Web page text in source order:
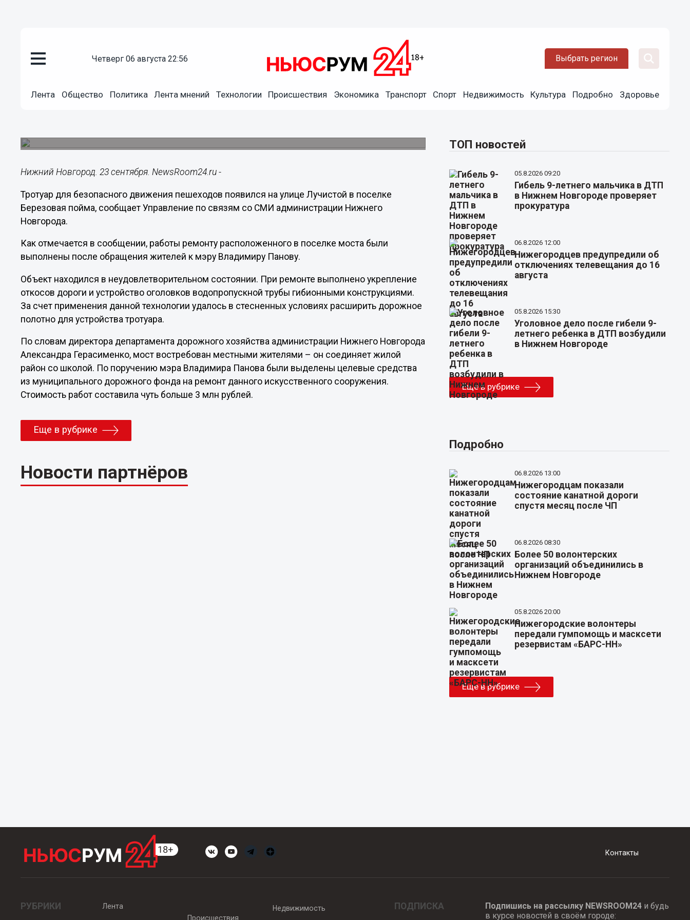
четверг 06 августа 22:56 Выбрать регион
Лента Общество Политика Лента мнений Технологии Происшествия Экономика Транспорт Спорт Недвижимость Культура Подробно Здоровье
Тротуар для безопасного движения пешеходов оборудован
Нижний Новгород. 23 сентября. NewsRoom24.ru -
Тротуар для безопасного движения пешеходов появился на улице Лучистой в поселке
Березовая пойма, сообщает Управление по связям со СМИ администрации Нижнего
Новгорода.
Как отмечается в сообщении, работы ремонту расположенного в поселке моста были
выполнены после обращения жителей к мэру Владимиру Панову.
Объект находился в неудовлетворительном состоянии. При ремонте выполнено укрепление
откосов дороги и устройство оголовков водопропускной трубы гибионными конструкциями.
За счет применения данной технологии удалось в стесненных условиях расширить дорожное
полотно для устройства тротуара.
По словам директора департамента дорожного хозяйства администрации Нижнего Новгорода
Александра Герасименко, мост востребован местными жителями – он соединяет жилой
район со школой. По поручению мэра Владимира Панова были выделены целевые средства
из муниципального дорожного фонда на ремонт данного искусственного сооружения.
Стоимость работ составила чуть больше 3 млн рублей.
Еще в рубрике
Новости партнёров
ТОП новостей
05.8.2026 09:20
Гибель 9-летнего мальчика в ДТП
в Нижнем Новгороде проверяет
прокуратура
06.8.2026 12:00
Нижегородцев предупредили об
отключениях телевещания до 16
августа
05.8.2026 15:30
Уголовное дело после гибели 9-
летнего ребенка в ДТП возбудили
в Нижнем Новгороде
Еще в рубрике
Подробно
06.8.2026 13:00
Нижегородцам показали
состояние канатной дороги
спустя месяц после ЧП
06.8.2026 08:30
Более 50 волонтерских
организаций объединились в
Нижнем Новгороде
05.8.2026 20:00
Нижегородские волонтеры
передали гумпомощь и масксети
резервистам «БАРС-НН»
Еще в рубрике
Контакты
РУБРИКИ
Лента
Происшествия
Недвижимость ПОДПИСКА Подпишись на рассылку NEWSROOM24и будь
в курсе новостей в своём городе: